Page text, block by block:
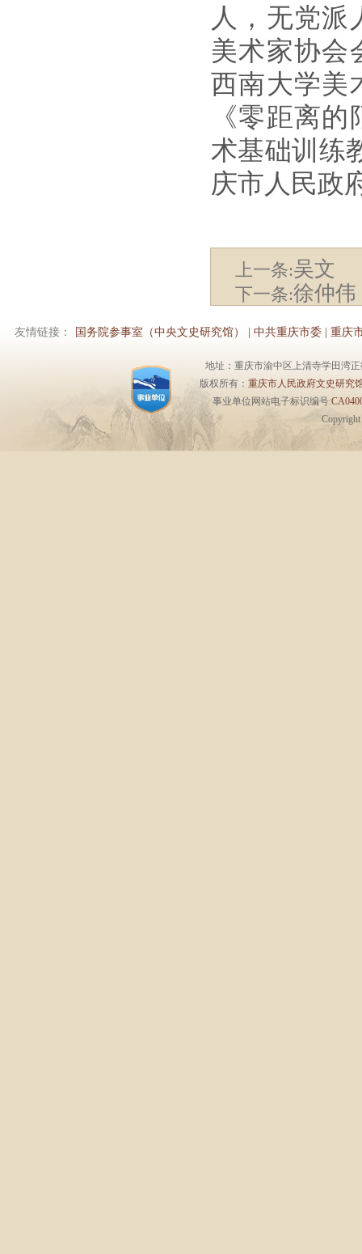
人，无党派
美术家协会
西南大学美
《零距离
术基础训练
庆市人民政
上一条:吴文
下一条:徐仲伟
友情链接： 国务院参事室（中央文史研究馆） 中共重庆市委 重庆
地址：重庆市渝中区上清寺学田湾
版权所有： 重庆市人民政府文史研究
事业单位网站电子标识编号: